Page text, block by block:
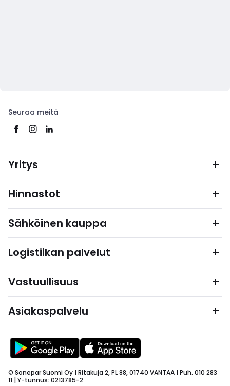
Seuraa meitä
Yritys
Hinnastot
Sähköinen kauppa
Logistiikan palvelut
Vastuullisuus
Asiakaspalvelu
© Sonepar Suomi Oy | Ritakuja 2, PL 88, 01740 VANTAA | Puh. 010 283
11 | Y-tunnus: 0213785-2